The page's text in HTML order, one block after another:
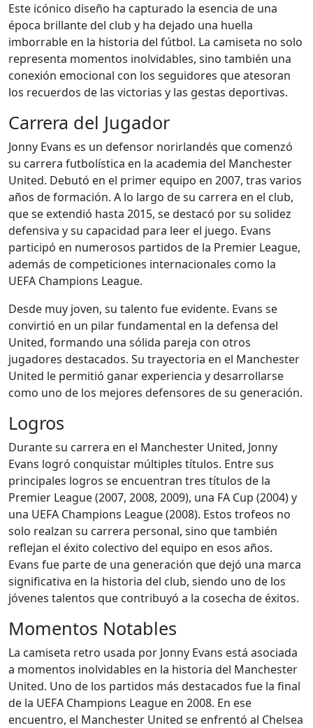
Este icónico diseño ha capturado la esencia de una
época brillante del club y ha dejado una huella
imborrable en la historia del fútbol. La camiseta no solo
representa momentos inolvidables, sino también una
conexión emocional con los seguidores que atesoran
los recuerdos de las victorias y las gestas deportivas.
Carrera del Jugador
Jonny Evans es un defensor norirlandés que comenzó
su carrera futbolística en la academia del Manchester
United. Debutó en el primer equipo en 2007, tras varios
años de formación. A lo largo de su carrera en el club,
que se extendió hasta 2015, se destacó por su solidez
defensiva y su capacidad para leer el juego. Evans
participó en numerosos partidos de la Premier League,
además de competiciones internacionales como la
UEFA Champions League.
Desde muy joven, su talento fue evidente. Evans se
convirtió en un pilar fundamental en la defensa del
United, formando una sólida pareja con otros
jugadores destacados. Su trayectoria en el Manchester
United le permitió ganar experiencia y desarrollarse
como uno de los mejores defensores de su generación.
Logros
Durante su carrera en el Manchester United, Jonny
Evans logró conquistar múltiples títulos. Entre sus
principales logros se encuentran tres títulos de la
Premier League (2007, 2008, 2009), una FA Cup (2004) y
una UEFA Champions League (2008). Estos trofeos no
solo realzan su carrera personal, sino que también
reflejan el éxito colectivo del equipo en esos años.
Evans fue parte de una generación que dejó una marca
significativa en la historia del club, siendo uno de los
jóvenes talentos que contribuyó a la cosecha de éxitos.
Momentos Notables
La camiseta retro usada por Jonny Evans está asociada
a momentos inolvidables en la historia del Manchester
United. Uno de los partidos más destacados fue la final
de la UEFA Champions League en 2008. En ese
encuentro, el Manchester United se enfrentó al Chelsea